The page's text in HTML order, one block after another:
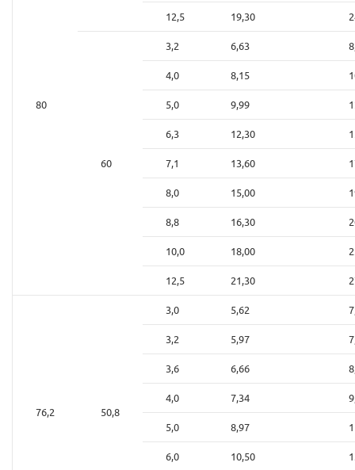
80
12,5 19,30
60
3,2 6,63
4,0 8,15
5,0 9,99
6,3 12,30
7,1 13,60
8,0 15,00
8,8 16,30
10,0 18,00
12,5 21,30
76,2 50,8
3,0 5,62
3,2 5,97
3,6 6,66
4,0 7,34
5,0 8,97
6,0 10,50